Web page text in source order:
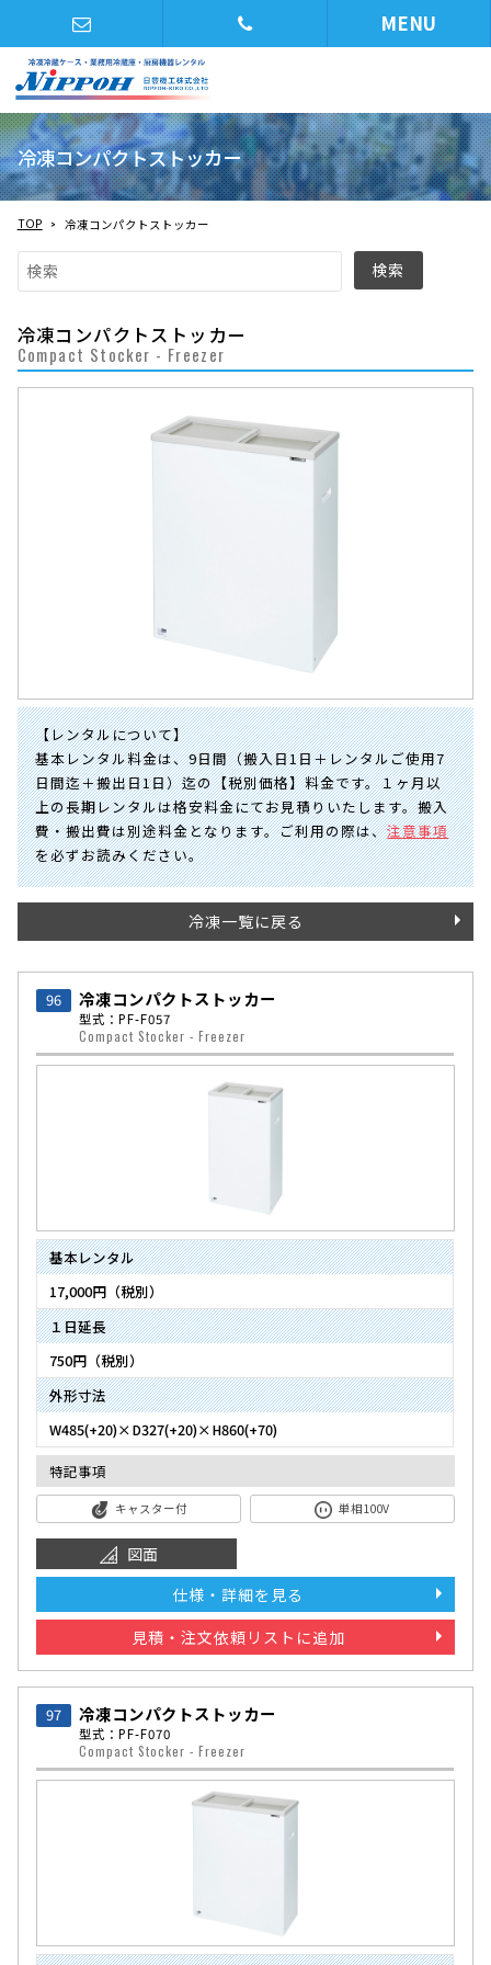
MENU
冷凍コンパクトストッカー
TOP 冷凍コンパクトストッカー
冷凍コンパクトストッカー
Compact Stocker - Freezer
【レンタルについて】
基本レンタル料金は、9日間（搬入日1日＋レンタルご使用7
日間迄＋搬出日1日）迄の【税別価格】料金です。１ヶ月以
上の長期レンタルは格安料金にてお見積りいたします。搬入
費・搬出費は別途料金となります。ご利用の際は、注意事項
を必ずお読みください。
冷凍一覧に戻る
96 冷凍コンパクトストッカー
型式：PF-F057
Compact Stocker - Freezer
基本レンタル
17,000円（税別）
１日延長
750円（税別）
外形寸法
W485(+20)×D327(+20)×H860(+70)
特記事項
キャスター付 単相100V
図面
仕様・詳細を見る
見積・注文依頼リストに追加
97 冷凍コンパクトストッカー
型式：PF-F070
Compact Stocker - Freezer